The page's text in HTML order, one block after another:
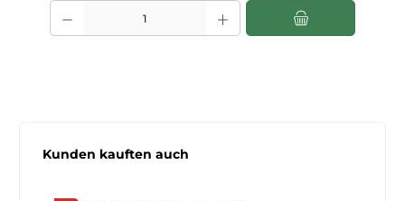
Produkt Anzahl: Gib den gewünschten Wert ein oder benutze die
Produktgalerie überspringen
Kunden kauften auch